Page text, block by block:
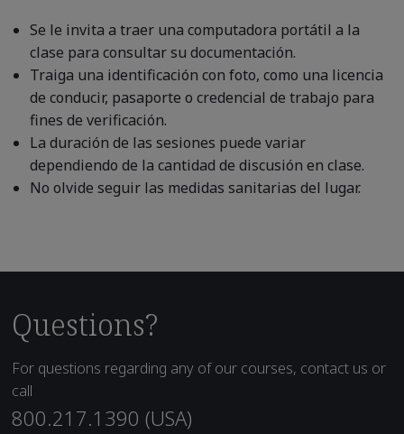
Se le invita a traer una computadora portátil a la
clase para consultar su documentación.
Traiga una identificación con foto, como una licencia
de conducir, pasaporte o credencial de trabajo para
fines de verificación.
La duración de las sesiones puede variar
dependiendo de la cantidad de discusión en clase.
No olvide seguir las medidas sanitarias del lugar.
Questions?
For questions regarding any of our courses, contact us or
call
800.217.1390 (USA)